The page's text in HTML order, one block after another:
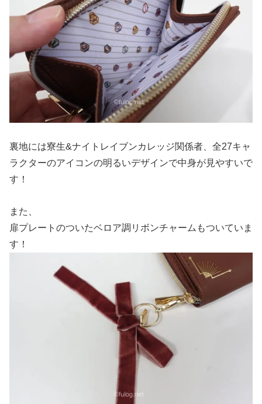
裏地には寮生&ナイトレイブンカレッジ関係者、全27キャ
ラクターのアイコンの明るいデザインで中身が見やすいで
す！
また、
扉プレートのついたベロア調リボンチャームもついていま
す！